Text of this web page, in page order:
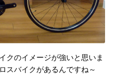
クのイメージが強いと思いま
スバイクがあるんですね～